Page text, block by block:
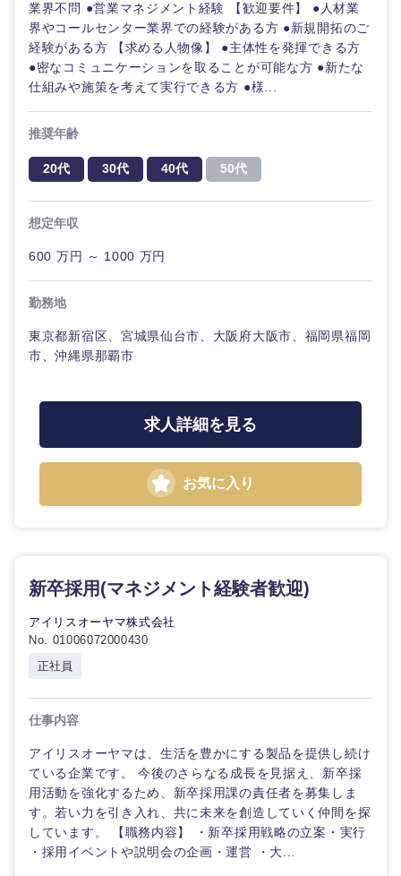
中国・四国地方
鳥取県 島根県
岡山県 広島県
山口県 徳島県
高知県
長崎県
鹿児島県
業界不問 ●営業マネジメント経験 【歓迎要件】 ●人材業
界やコールセンター業界での経験がある方 ●新規開拓のご
経験がある方 【求める人物像】 ●主体性を発揮できる方
●密なコミュニケーションを取ることが可能な方 ●新たな
仕組みや施策を考えて実行できる方 ●様...
推奨年齢
20代 30代 40代 50代
想定年収
600 万円 ～ 1000 万円
勤務地
東京都新宿区、宮城県仙台市、大阪府大阪市、福岡県福岡
市、沖縄県那覇市
求人詳細を見る
お気に入り
新卒採用(マネジメント経験者歓迎)
アイリスオーヤマ株式会社
No. 01006072000430
正社員
仕事内容
アイリスオーヤマは、生活を豊かにする製品を提供し続け
ている企業です。 今後のさらなる成長を見据え、新卒採
用活動を強化するため、新卒採用課の責任者を募集しま
す。若い力を引き入れ、共に未来を創造していく仲間を探
しています。 【職務内容】 ・新卒採用戦略の立案・実行
・採用イベントや説明会の企画・運営 ・大...